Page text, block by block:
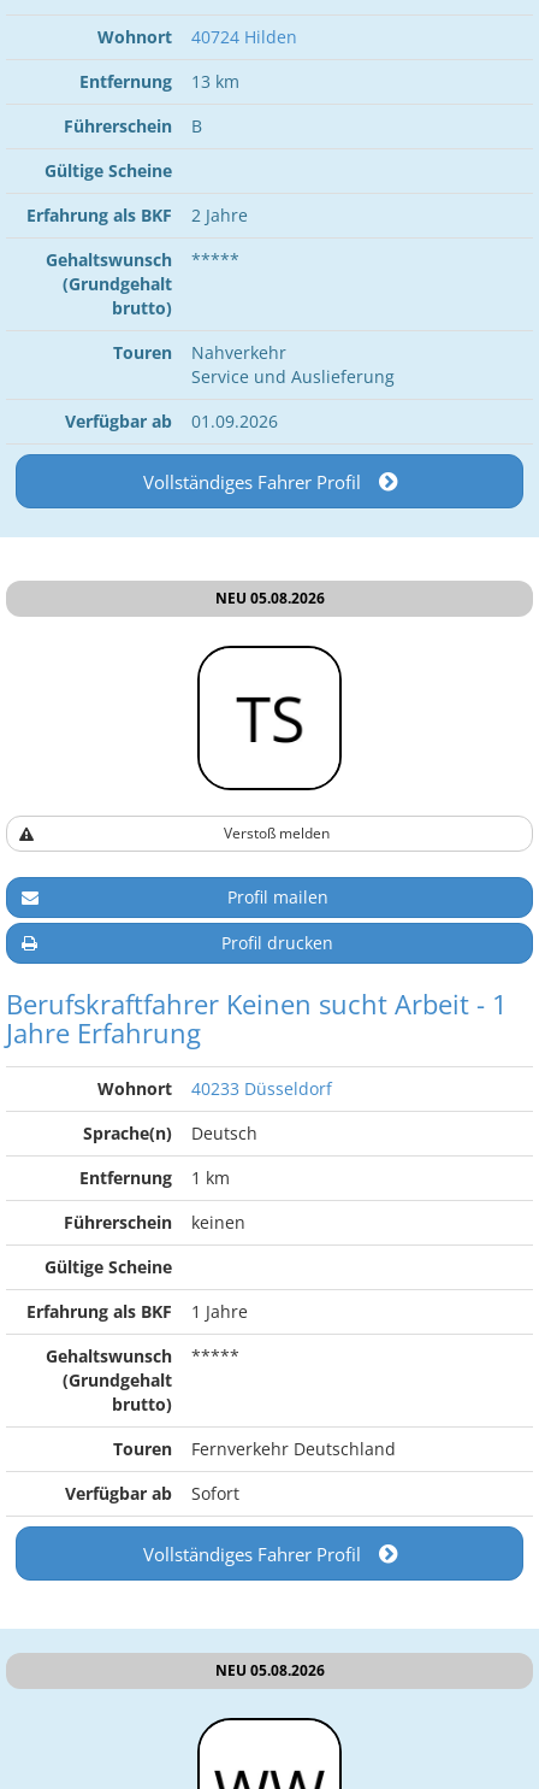
Wohnort
40724 Hilden
Entfernung
13 km
Führerschein
B
Gültige Scheine
Erfahrung als BKF
2 Jahre
Gehaltswunsch
(Grundgehalt
brutto)
*****
Touren
Nahverkehr
Service und Auslieferung
Verfügbar ab
01.09.2026
Vollständiges Fahrer Profil
NEU 05.08.2026
Verstoß melden
Profil mailen
Profil drucken
Berufskraftfahrer Keinen sucht Arbeit - 1
Jahre Erfahrung
Wohnort
40233 Düsseldorf
Sprache(n)
Deutsch
Entfernung
1 km
Führerschein
keinen
Gültige Scheine
Erfahrung als BKF
1 Jahre
Gehaltswunsch
(Grundgehalt
brutto)
*****
Touren
Fernverkehr Deutschland
Verfügbar ab
Sofort
Vollständiges Fahrer Profil
NEU 05.08.2026